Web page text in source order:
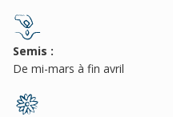
Semis :
De mi-mars à fin avril